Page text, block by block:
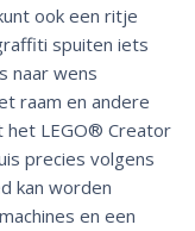
ook een ritje
spuiten iets
naar wens
raam en andere
het LEGO® Creator
precies volgens
kan worden
en een